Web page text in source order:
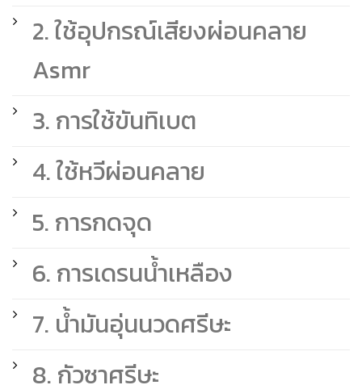
2. ใช้อุปกรณ์เสียงผ่อนคลาย
Asmr
3. การใช้ขันทิเบต
4. ใช้หวีผ่อนคลาย
5. การกดจุด
6. การเดรนน้ำเหลือง
7. น้ำมันอุ่นนวดศรีษะ
8. กัวซาศรีษะ